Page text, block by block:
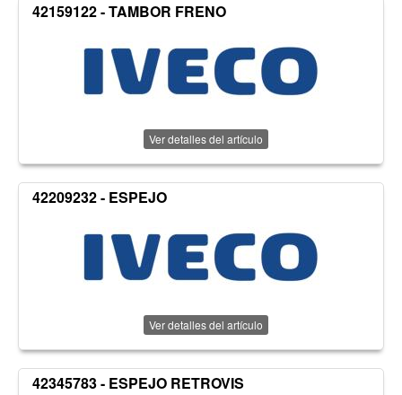
42159122 - TAMBOR FRENO
Ver detalles del artículo
42209232 - ESPEJO
Ver detalles del artículo
42345783 - ESPEJO RETROVIS